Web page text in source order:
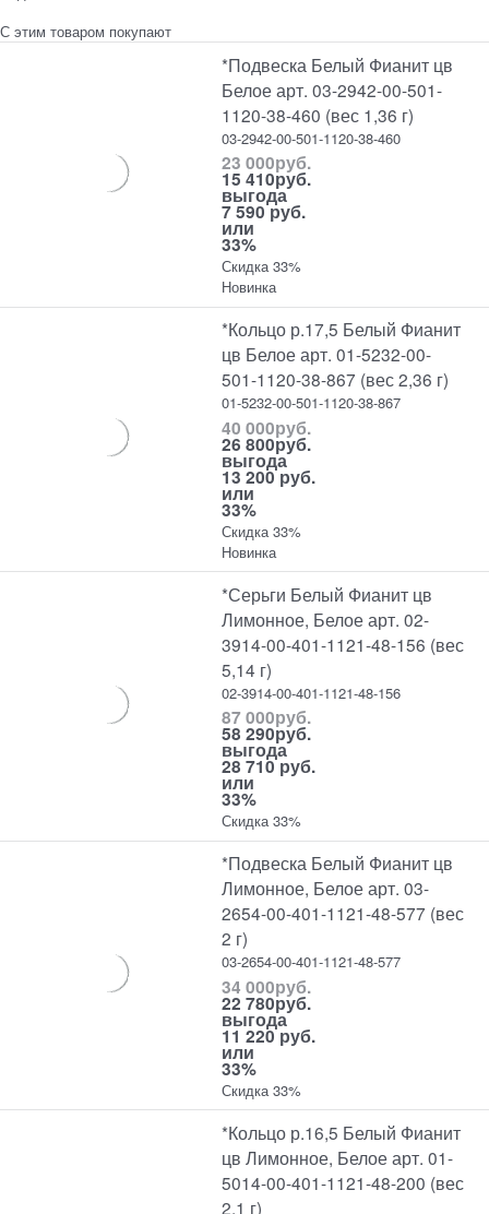
С этим товаром покупают
*Подвеска Белый Фианит цв
Белое арт. 03-2942-00-501-
1120-38-460 (вес 1,36 г)
03-2942-00-501-1120-38-460
23 000руб.
15 410руб.
выгода
7 590 руб.
или
33%
Скидка 33%
Новинка
*Кольцо р.17,5 Белый Фианит
цв Белое арт. 01-5232-00-
501-1120-38-867 (вес 2,36 г)
01-5232-00-501-1120-38-867
40 000руб.
26 800руб.
выгода
13 200 руб.
или
33%
Скидка 33%
Новинка
*Серьги Белый Фианит цв
Лимонное, Белое арт. 02-
3914-00-401-1121-48-156 (вес
5,14 г)
02-3914-00-401-1121-48-156
87 000руб.
58 290руб.
выгода
28 710 руб.
или
33%
Скидка 33%
*Подвеска Белый Фианит цв
Лимонное, Белое арт. 03-
2654-00-401-1121-48-577 (вес
2 г)
03-2654-00-401-1121-48-577
34 000руб.
22 780руб.
выгода
11 220 руб.
или
33%
Скидка 33%
*Кольцо р.16,5 Белый Фианит
цв Лимонное, Белое арт. 01-
5014-00-401-1121-48-200 (вес
2,1 г)